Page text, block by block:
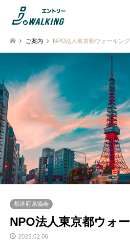
ご案内 NPO法人東京都ウォーキン
都道府県協会
NPO法人東京都ウォ
2023.02.06